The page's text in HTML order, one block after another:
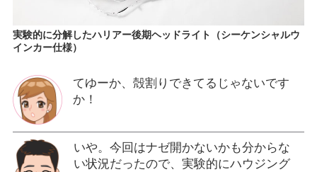
実験的に分解したハリアー後期ヘッドライト（シーケンシャルウ
インカー仕様）
てゆーか、殻割りできてるじゃないです
か！
いや。今回はナゼ開かないかも分からな
い状況だったので、実験的にハウジング